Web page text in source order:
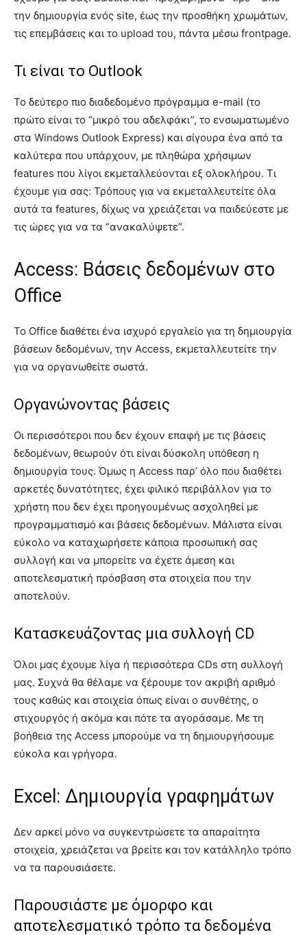
την δημιουργία ενός site, έως την προσθήκη χρωμάτων,
τις επεμβάσεις και το upload του, πάντα μέσω frontpage.
Τι είναι το Οutlook
Το δεύτερο πιο διαδεδομένο πρόγραμμα e-mail (το
πρώτο είναι το “μικρό του αδελφάκι”, το ενσωματωμένο
στα Windows Outlook Express) και σίγουρα ένα από τα
καλύτερα που υπάρχουν, με πληθώρα χρήσιμων
features που λίγοι εκμεταλλεύονται εξ ολοκλήρου. Τι
έχουμε για σας: Τρόπους για να εκμεταλλευτείτε όλα
αυτά τα features, δίχως να χρειάζεται να παιδεύεστε με
τις ώρες για να τα “ανακαλύψετε”.
Access: Βάσεις δεδομένων στο
Office
Το Office διαθέτει ένα ισχυρό εργαλείο για τη δημιουργία
βάσεων δεδομένων, την Access, εκμεταλλευτείτε την
για να οργανωθείτε σωστά.
Οργανώνοντας βάσεις
Οι περισσότεροι που δεν έχουν επαφή με τις βάσεις
δεδομένων, θεωρούν ότι είναι δύσκολη υπόθεση η
δημιουργία τους. Όμως η Access παρ’ όλο που διαθέτει
αρκετές δυνατότητες, έχει φιλικό περιβάλλον για το
χρήστη που δεν έχει προηγουμένως ασχοληθεί με
προγραμματισμό και βάσεις δεδομένων. Μάλιστα είναι
εύκολο να καταχωρήσετε κάποια προσωπική σας
συλλογή και να μπορείτε να έχετε άμεση και
αποτελεσματική πρόσβαση στα στοιχεία που την
αποτελούν.
Κατασκευάζοντας μια συλλογή CD
Όλοι μας έχουμε λίγα ή περισσότερα CDs στη συλλογή
μας. Συχνά θα θέλαμε να ξέρουμε τον ακριβή αριθμό
τους καθώς και στοιχεία όπως είναι ο συνθέτης, ο
στιχουργός ή ακόμα και πότε τα αγοράσαμε. Με τη
βοήθεια της Access μπορούμε να τη δημιουργήσουμε
εύκολα και γρήγορα.
Excel: Δημιουργία γραφημάτων
Δεν αρκεί μόνο να συγκεντρώσετε τα απαραίτητα
στοιχεία, χρειάζεται να βρείτε και τον κατάλληλο τρόπο
να τα παρουσιάσετε.
Παρουσιάστε με όμορφο και
αποτελεσματικό τρόπο τα δεδομένα